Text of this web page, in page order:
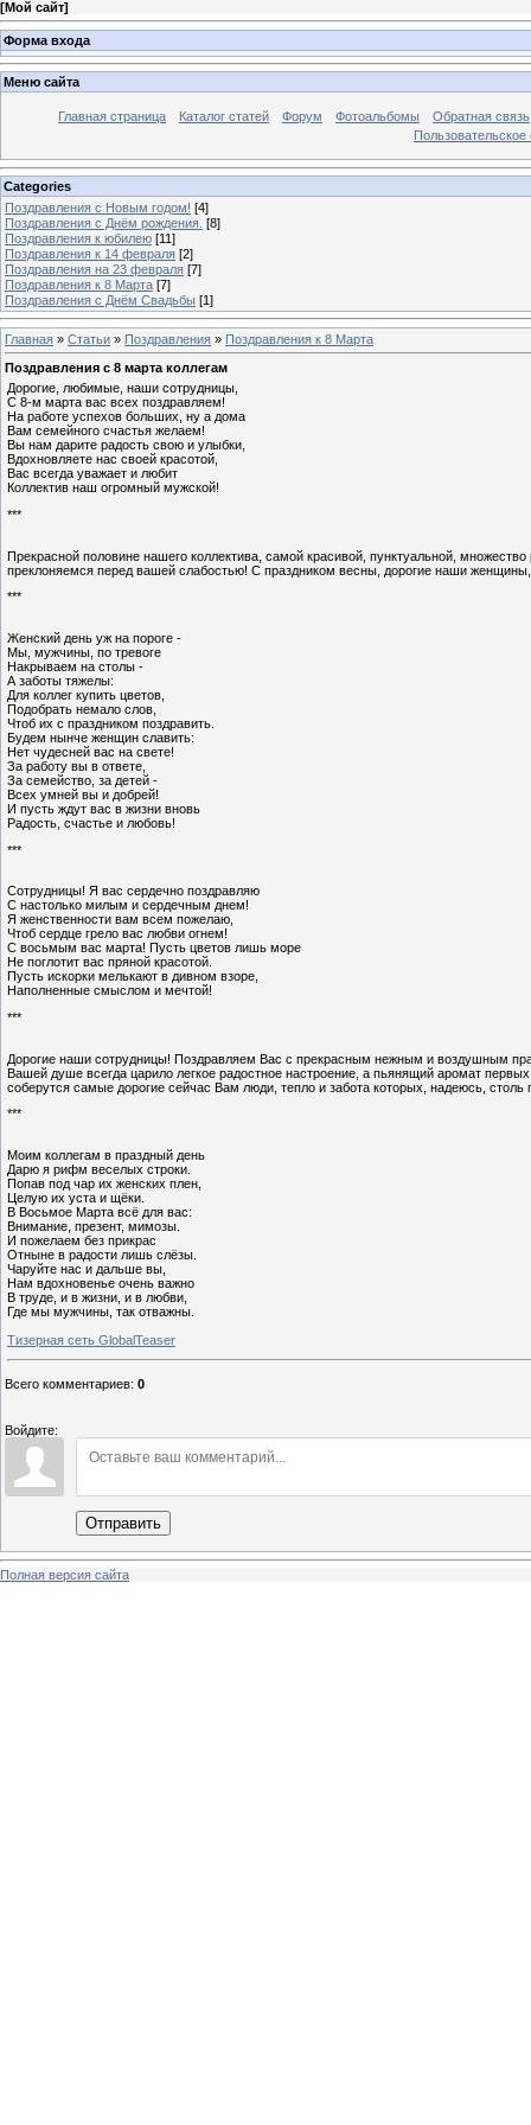
[Мой сайт]
Форма входа
Меню сайта
Главная страница Каталог статей Форум Фотоальбомы
Обратная связь
Пользовательское
Categories
Поздравления с Новым годом! [4]
Поздравления с Днём рождения. [8]
Поздравления к юбилею [11]
Поздравления к 14 февраля [2]
Поздравления на 23 февраля [7]
Поздравления к 8 Марта [7]
Поздравления с Днём Свадьбы [1]
Главная » Статьи » Поздравления » Поздравления к 8 Марта
Поздравления с 8 марта коллегам
Дорогие, любимые, наши сотрудницы,
С 8-м марта вас всех поздравляем!
На работе успехов больших, ну а дома
Вам семейного счастья желаем!
Вы нам дарите радость свою и улыбки,
Вдохновляете нас своей красотой,
Вас всегда уважает и любит
Коллектив наш огромный мужской!
***
Прекрасной половине нашего коллектива, самой красивой, пунктуальной,
преклоняемся перед вашей слабостью! С праздником весны, дорогие наши
***
Женский день уж на пороге -
Мы, мужчины, по тревоге
Накрываем на столы -
А заботы тяжелы:
Для коллег купить цветов,
Подобрать немало слов,
Чтоб их с праздником поздравить.
Будем нынче женщин славить:
Нет чудесней вас на свете!
За работу вы в ответе,
За семейство, за детей -
Всех умней вы и добрей!
И пусть ждут вас в жизни вновь
Радость, счастье и любовь!
***
Сотрудницы! Я вас сердечно поздравляю
С настолько милым и сердечным днем!
Я женственности вам всем пожелаю,
Чтоб сердце грело вас любви огнем!
С восьмым вас марта! Пусть цветов лишь море
Не поглотит вас пряной красотой.
Пусть искорки мелькают в дивном взоре,
Наполненные смыслом и мечтой!
***
Дорогие наши сотрудницы! Поздравляем Вас с прекрасным нежным и воздушным
Вашей душе всегда царило легкое радостное настроение, а пьянящий аромат
соберутся самые дорогие сейчас Вам люди, тепло и забота которых, надеюсь, столь
***
Моим коллегам в праздный день
Дарю я рифм веселых строки.
Попав под чар их женских плен,
Целую их уста и щёки.
В Восьмое Марта всё для вас:
Внимание, презент, мимозы.
И пожелаем без прикрас
Отныне в радости лишь слёзы.
Чаруйте нас и дальше вы,
Нам вдохновенье очень важно
В труде, и в жизни, и в любви,
Где мы мужчины, так отважны.
Тизерная сеть GlobalTeaser
Всего комментариев: 0
Войдите:
Отправить
Полная версия сайта